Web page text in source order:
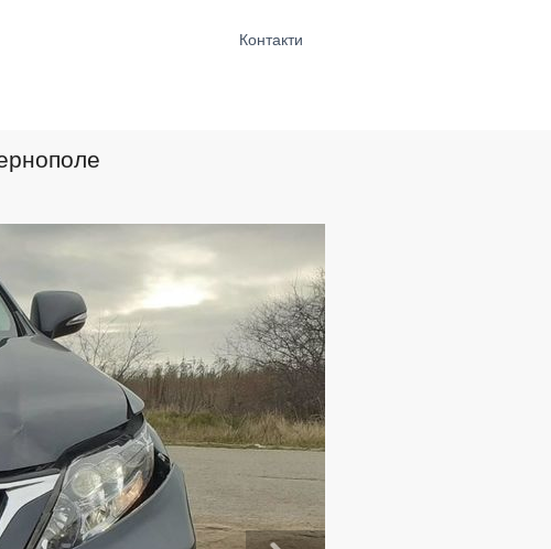
Контакти